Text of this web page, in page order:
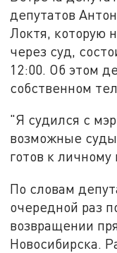
депутатов
Локтя, которую
через суд,
12:00. Об этом
собственном
"Я судился с
возможные
готов к
По словам
очередной раз
возвращении
Новосибирска.